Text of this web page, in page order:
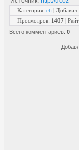
Категория: ctj | Добавил:
Просмотров: 1407 |
Всего комментариев: 0